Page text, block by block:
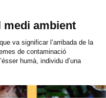
medi ambient
va significar l’arribada de la
de contaminació
humà, individu d’una